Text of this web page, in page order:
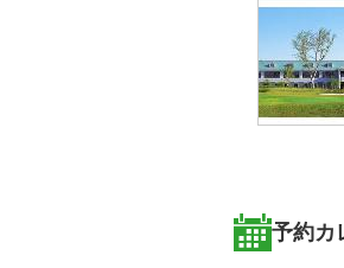
予約カ